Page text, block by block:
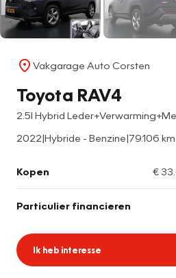
Vakgarage Auto Corsten
Toyota RAV4
2022|Hybride - Benzine|79.106 km
Kopen €
Particulier financieren
Ik heb interesse